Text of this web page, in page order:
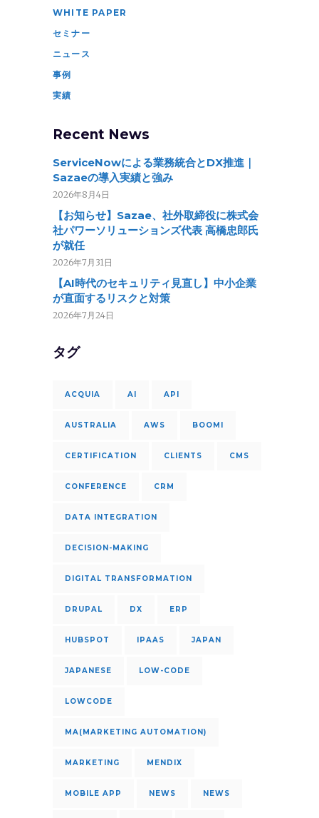
WHITE PAPER
セミナー
ニュース
事例
実績
Recent News
ServiceNowによる業務統合とDX推進｜
Sazaeの導入実績と強み
2026年8月4日
【お知らせ】Sazae、社外取締役に株式会
社パワーソリューションズ代表 高橋忠郎氏
が就任
2026年7月31日
【AI時代のセキュリティ見直し】中小企業
が直面するリスクと対策
2026年7月24日
タグ
ACQUIA AI API
AUSTRALIA AWS BOOMI
CERTIFICATION CLIENTS CMS
CONFERENCE CRM
DATA INTEGRATION
DECISION-MAKING
DIGITAL TRANSFORMATION
DRUPAL DX ERP
HUBSPOT IPAAS JAPAN
JAPANESE LOW-CODE
LOWCODE
MA(MARKETING AUTOMATION)
MARKETING MENDIX
MOBILE APP NEWS NEWS